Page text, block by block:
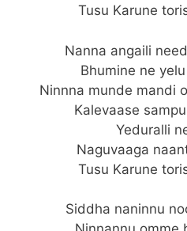
Tusu Karune
Nanna angaili
Bhumine ne
Ninnna munde mandi
Kalevaase
Yeduralli
Naguvaaga
Tusu Karune
Siddha naninnu